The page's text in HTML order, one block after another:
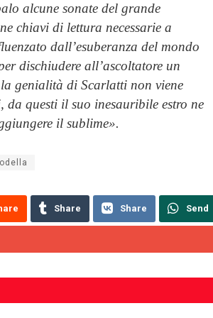
alcune sonate del grande
chiavi di lettura necessarie a
dall’esuberanza del mondo
dischiudere all’ascoltatore un
genialità di Scarlatti non viene
questi il suo inesauribile estro ne
il sublime».
Share Share Send